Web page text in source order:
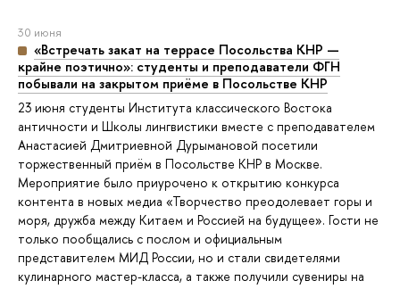
30 июня
«Встречать закат на террасе Посольства КНР —
крайне поэтично»: студенты и преподаватели ФГН
побывали на закрытом приёме в Посольстве КНР
23 июня студенты Института классического Востока
античности и Школы лингвистики вместе с преподавателем
Анастасией Дмитриевной Дурымановой посетили
торжественный приём в Посольстве КНР в Москве.
Мероприятие было приурочено к открытию конкурса
контента в новых медиа «Творчество преодолевает горы и
моря, дружба между Китаем и Россией на будущее». Гости не
только пообщались с послом и официальным
представителем МИД России, но и стали свидетелями
кулинарного мастер-класса, а также получили сувениры на